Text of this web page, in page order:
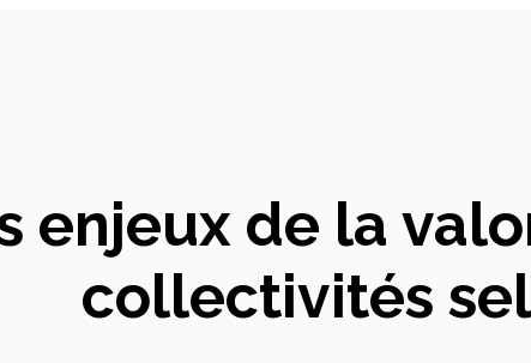
enjeux de la
collectivités